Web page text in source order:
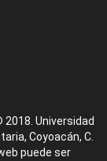
2018. Universidad
Coyoacán, C.
puede ser